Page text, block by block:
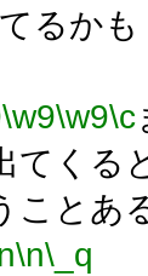
るかも
\w9\w9\c
てくる
ことあ
\n\_q